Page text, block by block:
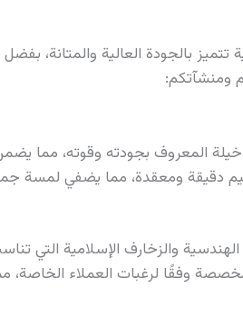
تتميز بالجودة العالية والمتانة،
ومنشآتكم:
المعروف بجودته وقوته، مما
دقيقة ومعقدة، مما يضفي لمسة
والزخارف الإسلامية التي
وفقًا لرغبات العملاء الخاصة،